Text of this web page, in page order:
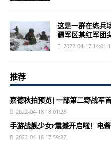
这是一群在练兵
疆军区某红军团
2022-04-17
推荐
嘉德秋拍预览|一部第二野战军
2022-04-18 18:01:28
手游战舰少女r震撼开启啦！电
2022-04-18 17:59:27